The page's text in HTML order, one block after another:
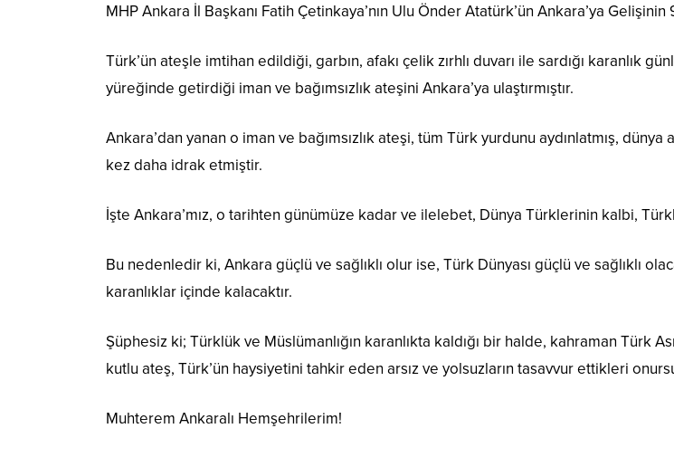
MHP Ankara İl Başkanı Fatih Çetinkaya’nın Ulu Önder Atatürk’ün Ankara’ya
Türk’ün ateşle imtihan edildiği, garbın, afakı çelik zırhlı duvarı ile sardığı karanlık
yüreğinde getirdiği iman ve bağımsızlık ateşini Ankara’ya ulaştırmıştır.
Ankara’dan yanan o iman ve bağımsızlık ateşi, tüm Türk yurdunu aydınlatmış, dünya
kez daha idrak etmiştir.
İşte Ankara’mız, o tarihten günümüze kadar ve ilelebet, Dünya Türklerinin kalbi,
Bu nedenledir ki, Ankara güçlü ve sağlıklı olur ise, Türk Dünyası güçlü ve sağlıklı
karanlıklar içinde kalacaktır.
Şüphesiz ki; Türklük ve Müslümanlığın karanlıkta kaldığı bir halde, kahraman Türk
kutlu ateş, Türk’ün haysiyetini tahkir eden arsız ve yolsuzların tasavvur ettikleri
Muhterem Ankaralı Hemşehrilerim!